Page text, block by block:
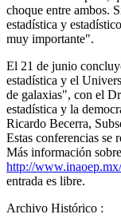
choque entre ambos.
estadística y
muy importante".
El 21 de junio
estadística y el
de galaxias", con el
estadística y la
Ricardo Becerra,
Estas conferencias se
Más información
http://
entrada es libre.
Archivo Histórico :